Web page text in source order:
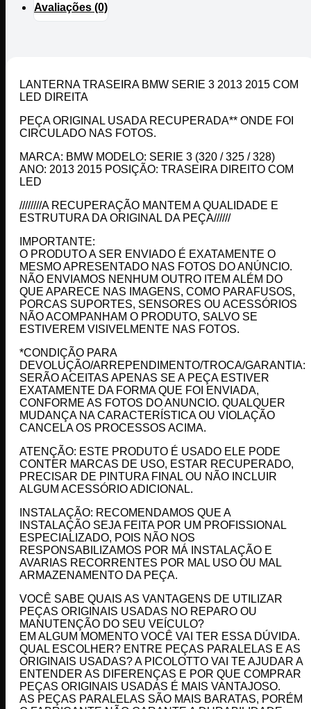
Avaliações (0)
LANTERNA TRASEIRA BMW SERIE 3 2013 2015 COM
LED DIREITA
PEÇA ORIGINAL USADA RECUPERADA** ONDE FOI
CIRCULADO NAS FOTOS.
MARCA: BMW MODELO: SERIE 3 (320 / 325 / 328)
ANO: 2013 2015 POSIÇÃO: TRASEIRA DIREITO COM
LED
////////A RECUPERAÇÃO MANTEM A QUALIDADE E
ESTRUTURA DA ORIGINAL DA PEÇA//////
IMPORTANTE:
O PRODUTO A SER ENVIADO É EXATAMENTE O
MESMO APRESENTADO NAS FOTOS DO ANÚNCIO.
NÃO ENVIAMOS NENHUM OUTRO ITEM ALÉM DO
QUE APARECE NAS IMAGENS, COMO PARAFUSOS,
PORCAS SUPORTES, SENSORES OU ACESSÓRIOS
NÃO ACOMPANHAM O PRODUTO, SALVO SE
ESTIVEREM VISIVELMENTE NAS FOTOS.
*CONDIÇÃO PARA
DEVOLUÇÃO/ARREPENDIMENTO/TROCA/GARANTIA:
SERÃO ACEITAS APENAS SE A PEÇA ESTIVER
EXATAMENTE DA FORMA QUE FOI ENVIADA,
CONFORME AS FOTOS DO ANUNCIO. QUALQUER
MUDANÇA NA CARACTERÍSTICA OU VIOLAÇÃO
CANCELA OS PROCESSOS ACIMA.
ATENÇÃO: ESTE PRODUTO É USADO ELE PODE
CONTER MARCAS DE USO, ESTAR RECUPERADO,
PRECISAR DE PINTURA FINAL OU NÃO INCLUIR
ALGUM ACESSÓRIO ADICIONAL.
INSTALAÇÃO: RECOMENDAMOS QUE A
INSTALAÇÃO SEJA FEITA POR UM PROFISSIONAL
ESPECIALIZADO, POIS NÃO NOS
RESPONSABILIZAMOS POR MÁ INSTALAÇÃO E
AVARIAS RECORRENTES POR MAL USO OU MAL
ARMAZENAMENTO DA PEÇA.
VOCÊ SABE QUAIS AS VANTAGENS DE UTILIZAR
PEÇAS ORIGINAIS USADAS NO REPARO OU
MANUTENÇÃO DO SEU VEÍCULO?
EM ALGUM MOMENTO VOCÊ VAI TER ESSA DÚVIDA.
QUAL ESCOLHER? ENTRE PEÇAS PARALELAS E AS
ORIGINAIS USADAS? A PICOLOTTO VAI TE AJUDAR A
ENTENDER AS DIFERENÇAS E POR QUE COMPRAR
PEÇAS ORIGINAIS USADAS É MAIS VANTAJOSO.
AS PEÇAS PARALELAS SÃO MAIS BARATAS, PORÉM